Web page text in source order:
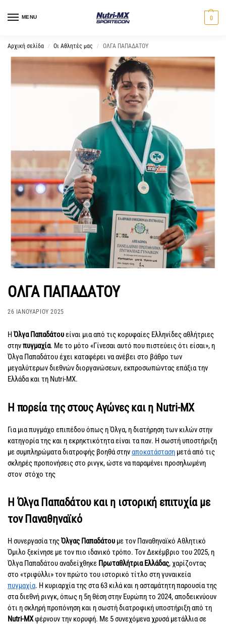
MENU 0
Αρχική σελίδα / Οι Αθλητές μας / ΟΛΓΑ ΠΑΠΑΔΑΤΟΥ
ΟΛΓΑ ΠΑΠΑΔΑΤΟΥ
26 ΙΑΝΟΥΑΡΊΟΥ 2025
ΗΌλγα Παπαδάτουείναι μια από τις κορυφαίες Ελληνίδες αθλήτριες
στηνπυγμαχία. Με το μότο «Γίνεσαι αυτό που πιστεύεις ότι είσαι», η
Όλγα Παπαδάτου έχει καταφέρει να ανέβει στο βάθρο των
μεγαλύτερων διεθνών διοργανώσεων, εκπροσωπώντας επάξια την
Ελλάδα και τη Nutri-MX.
Η πορεία της στους Αγώνες και η Nutri-MX
Για μια πυγμάχο επιπέδου όπως η Όλγα, η διατήρηση των κιλών στην
κατηγορία της και η εκρηκτικότητα είναι τα παν. Η σωστή υποστήριξη
με συμπληρώματα διατροφής βοηθά στηναποκατάσταση μετά από τις
σκληρές προπονήσεις στο ρινγκ, ώστε να παραμένει προσηλωμένη
στον στόχο της
Η Όλγα Παπαδάτου και η ιστορική επιτυχία με
τον Παναθηναϊκό
Η συνεργασία τηςΌλγας Παπαδάτου με τον Παναθηναϊκό Αθλητικό
Όμιλο ξεκίνησε με τον πιο ιδανικό τρόπο. Τον Δεκέμβριο του 2025, η
Όλγα Παπαδάτου αναδείχθηκε Πρωταθλήτρια Ελλάδας, χαρίζοντας
στο «τριφύλλι» τον πρώτο του ιστορικό τίτλο στη γυναικεία
πυγμαχία. Η κυριαρχία της στα 63 κιλά και η ασταμάτητη παρουσία της
στα διεθνή ρινγκ, όπως η 5η θέση στην Ευρώπη το 2024, αποδεικνύουν
ότι η σκληρή προπόνηση και η σωστή διατροφική υποστήριξη από τη
Nutri-MXφέρνουν την κορυφή. Με 5 συνεχόμενα χρυσά μετάλλια σε